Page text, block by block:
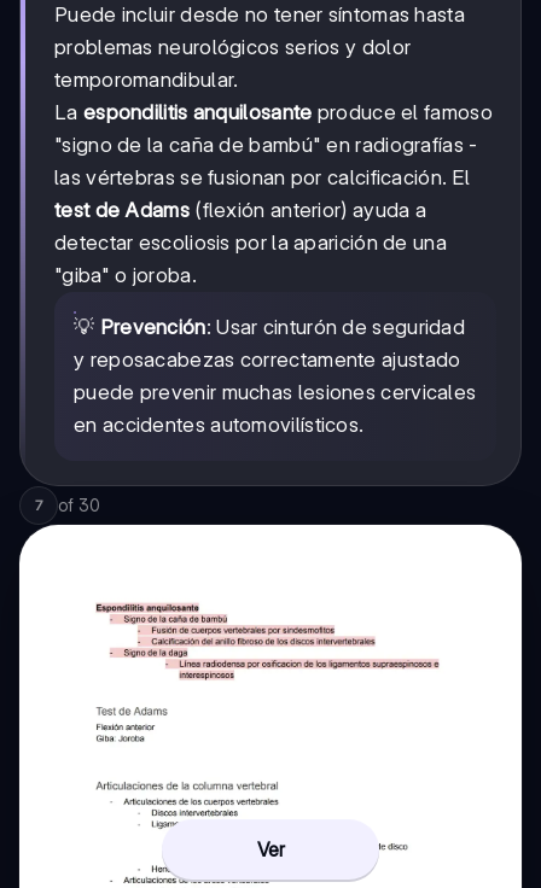
Puede incluir desde no tener síntomas hasta
problemas neurológicos serios y dolor
temporomandibular.
La espondilitis anquilosante produce el famoso
"signo de la caña de bambú" en radiografías -
las vértebras se fusionan por calcificación. El
test de Adams(flexión anterior) ayuda a
detectar escoliosis por la aparición de una
"giba" o joroba.
💡 Prevención: Usar cinturón de seguridad
y reposacabezas correctamente ajustado
puede prevenir muchas lesiones cervicales
en accidentes automovilísticos.
7 of 30
Ver